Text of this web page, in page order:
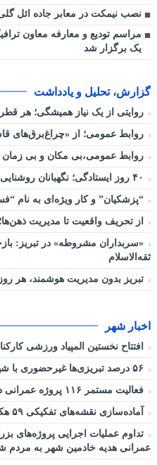
نصب نیمکت در معابر جاده ائل
مراسم تودیع و معارفه معاون
یک برگزار شد
گزارش، تحلیل و یادداشت
روایتی از یک نیاز همیشگی؛ هر
روابط عمومی؛ از «چراغ‌برق‌های
روابط عمومی،بی مکان و بی زمان
“پزشکیان” و کار ویژه‌ای به نام
از تحریف واقعیت تا مدیریت
«سربداران مشروطه» در تبریز:
ثقه‌الاسلام
تبریز بدون مدیریت هوشمند، هر
اخبار شهر
افتتاح نخستین المپیاد ورزشی
فعالیت مستمر ۱۱۶ پروژه عمرانی در شرایط جنگی
آماده‌سازی نقشه‌های تفکیکی ۵۹ هکتار از ارتش در کمربندی میانی
تداوم عملیات اجرایی پروژه‌های
عمرانی هدیه خادمین شهر به مردم